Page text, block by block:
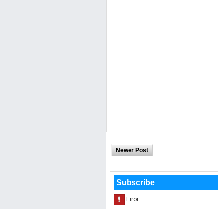
Newer Post
Subscribe